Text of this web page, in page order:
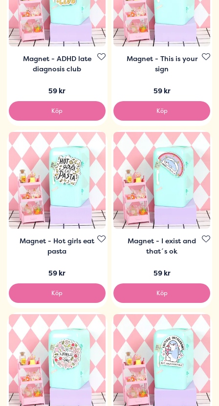
Magnet - ADHD late
diagnosis club
59 kr
Köp
Magnet - This is your
sign
59 kr
Köp
Magnet - Hot girls eat
pasta
59 kr
Köp
Magnet - I exist and
that´s ok
59 kr
Köp